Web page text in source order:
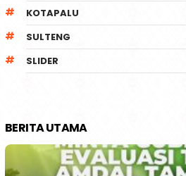
KOTAPALU
SULTENG
SLIDER
BERITA UTAMA